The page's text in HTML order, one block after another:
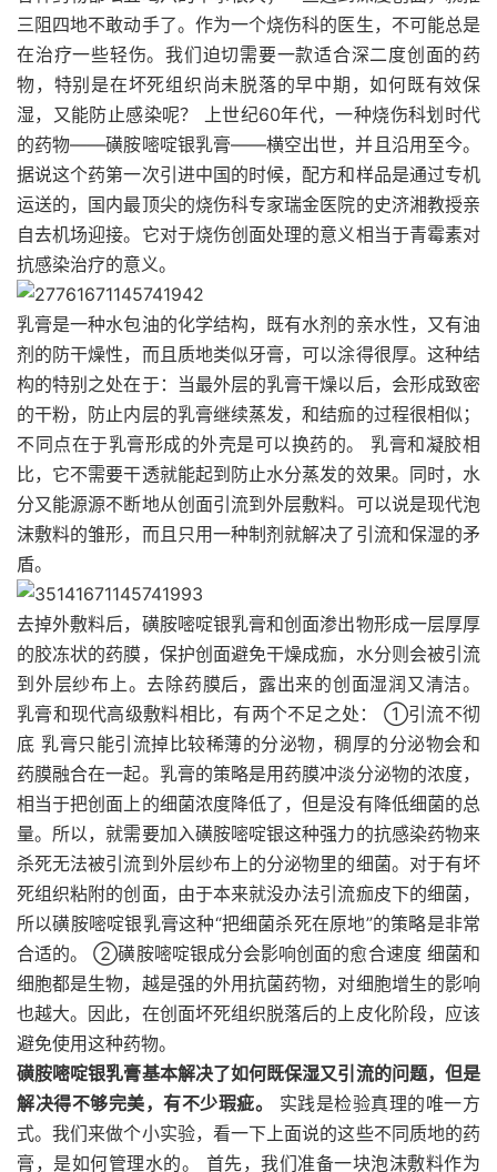
三阻四地不敢动手了。作为一个烧伤科的医生，不可能总是
在治疗一些轻伤。我们迫切需要一款适合深二度创面的药
物，特别是在坏死组织尚未脱落的早中期，如何既有效保
湿，又能防止感染呢？ 上世纪60年代，一种烧伤科划时代
的药物——磺胺嘧啶银乳膏——横空出世，并且沿用至今。
据说这个药第一次引进中国的时候，配方和样品是通过专机
运送的，国内最顶尖的烧伤科专家瑞金医院的史济湘教授亲
自去机场迎接。它对于烧伤创面处理的意义相当于青霉素对
抗感染治疗的意义。
乳膏是一种水包油的化学结构，既有水剂的亲水性，又有油
剂的防干燥性，而且质地类似牙膏，可以涂得很厚。这种结
构的特别之处在于：当最外层的乳膏干燥以后，会形成致密
的干粉，防止内层的乳膏继续蒸发，和结痂的过程很相似；
不同点在于乳膏形成的外壳是可以换药的。 乳膏和凝胶相
比，它不需要干透就能起到防止水分蒸发的效果。同时，水
分又能源源不断地从创面引流到外层敷料。可以说是现代泡
沫敷料的雏形，而且只用一种制剂就解决了引流和保湿的矛
盾。
去掉外敷料后，磺胺嘧啶银乳膏和创面渗出物形成一层厚厚
的胶冻状的药膜，保护创面避免干燥成痂，水分则会被引流
到外层纱布上。去除药膜后，露出来的创面湿润又清洁。
乳膏和现代高级敷料相比，有两个不足之处： ①引流不彻
底 乳膏只能引流掉比较稀薄的分泌物，稠厚的分泌物会和
药膜融合在一起。乳膏的策略是用药膜冲淡分泌物的浓度，
相当于把创面上的细菌浓度降低了，但是没有降低细菌的总
量。所以，就需要加入磺胺嘧啶银这种强力的抗感染药物来
杀死无法被引流到外层纱布上的分泌物里的细菌。对于有坏
死组织粘附的创面，由于本来就没办法引流痂皮下的细菌，
所以磺胺嘧啶银乳膏这种“把细菌杀死在原地”的策略是非常
合适的。 ②磺胺嘧啶银成分会影响创面的愈合速度 细菌和
细胞都是生物，越是强的外用抗菌药物，对细胞增生的影响
也越大。因此，在创面坏死组织脱落后的上皮化阶段，应该
避免使用这种药物。
磺胺嘧啶银乳膏基本解决了如何既保湿又引流的问题，但是
解决得不够完美，有不少瑕疵。
实践是检验真理的唯一方
式。我们来做个小实验，看一下上面说的这些不同质地的药
膏，是如何管理水的。 首先，我们准备一块泡沫敷料作为